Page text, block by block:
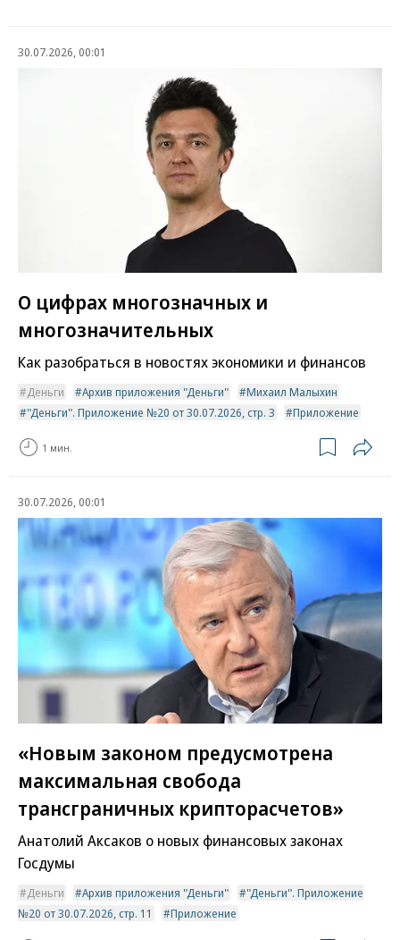
30.07.2026, 00:01
О цифрах многозначных и
многозначительных
Как разобраться в новостях экономики и финансов
Деньги Архив приложения "Деньги"
Михаил Малыхин
"Деньги". Приложение №20 от 30.07.2026, стр. 3
Приложение
1 мин.
30.07.2026, 00:01
«Новым законом предусмотрена
максимальная свобода
трансграничных крипторасчетов»
Анатолий Аксаков о новых финансовых законах
Госдумы
Деньги Архив приложения "Деньги"
"Деньги". Приложение
№20 от 30.07.2026, стр. 11
Приложение